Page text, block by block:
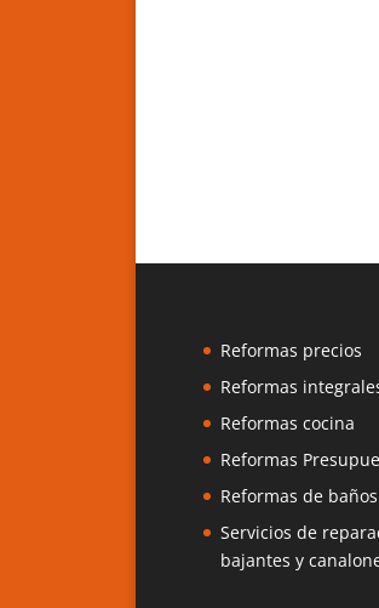
Reformas precios
Reformas
Reformas cocina
Reformas
Reformas de baños
Servicios de
bajantes y